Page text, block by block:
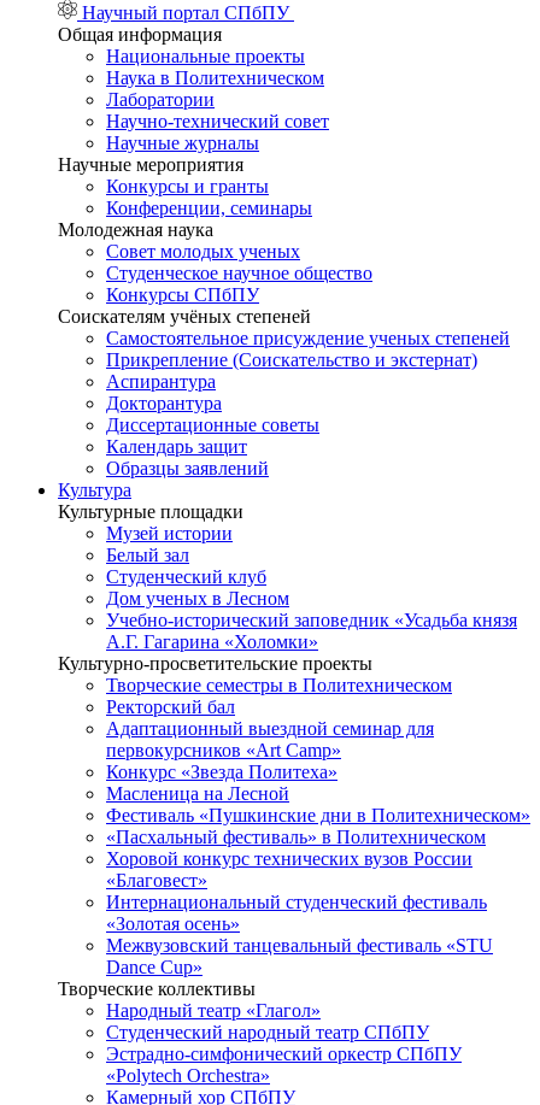
Научный портал СПбПУ
Общая информация
Национальные проекты
Наука в Политехническом
Лаборатории
Научно-технический совет
Научные журналы
Научные мероприятия
Конкурсы и гранты
Конференции, семинары
Молодежная наука
Совет молодых ученых
Студенческое научное общество
Конкурсы СПбПУ
Соискателям учёных степеней
Самостоятельное присуждение ученых степеней
Прикрепление (Соискательство и экстернат)
Аспирантура
Докторантура
Диссертационные советы
Календарь защит
Образцы заявлений
Культура
Культурные площадки
Музей истории
Белый зал
Студенческий клуб
Дом ученых в Лесном
Учебно-исторический заповедник «Усадьба князя
А.Г. Гагарина «Холомки»
Культурно-просветительские проекты
Творческие семестры в Политехническом
Ректорский бал
Адаптационный выездной семинар для
первокурсников «Art Camp»
Конкурс «Звезда Политеха»
Масленица на Лесной
Фестиваль «Пушкинские дни в Политехническом»
«Пасхальный фестиваль» в Политехническом
Хоровой конкурс технических вузов России
«Благовест»
Интернациональный студенческий фестиваль
«Золотая осень»
Межвузовский танцевальный фестиваль «STU
Dance Cup»
Творческие коллективы
Народный театр «Глагол»
Студенческий народный театр СПбПУ
Эстрадно-симфонический оркестр СПбПУ
«Polytech Orchestra»
Камерный хор СПбПУ